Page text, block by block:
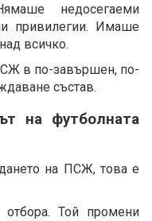
недосегаеми
привилегии. Имаше
всичко.
в по-завършен, по-
състав.
на футболната
на ПСЖ, това е
отбора. Той промени